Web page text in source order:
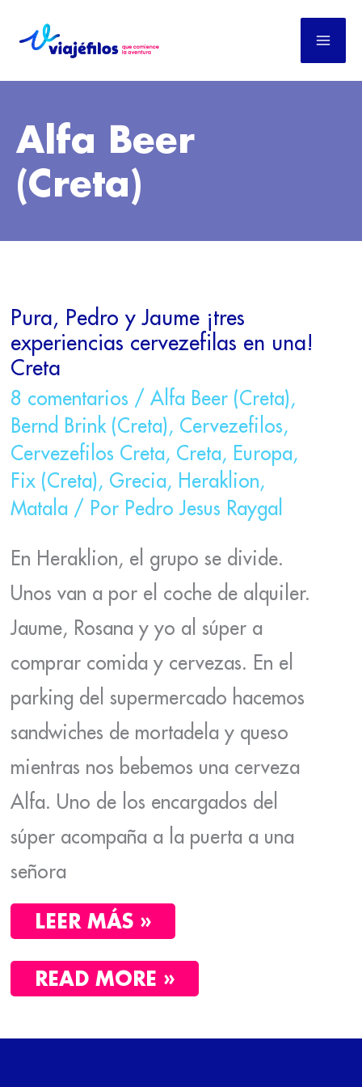
contenido
Alfa Beer
(Creta)
Pura, Pedro y Jaume ¡tres
experiencias cervezefilas en una!
Creta
8 comentarios / Alfa Beer (Creta),
Bernd Brink (Creta), Cervezefilos,
Cervezefilos Creta, Creta, Europa,
Fix (Creta), Grecia, Heraklion,
Matala/ Por Pedro Jesus Raygal
En Heraklion, el grupo se divide.
Unos van a por el coche de alquiler.
Jaume, Rosana y yo al súper a
comprar comida y cervezas. En el
parking del supermercado hacemos
sandwiches de mortadela y queso
mientras nos bebemos una cerveza
Alfa. Uno de los encargados del
súper acompaña a la puerta a una
señora
LEER MÁS »
Y
JAUME
¡TRES
EXPERIENCIAS
CERVEZEFILAS
EN
UNA!
CRETA
READ MORE »